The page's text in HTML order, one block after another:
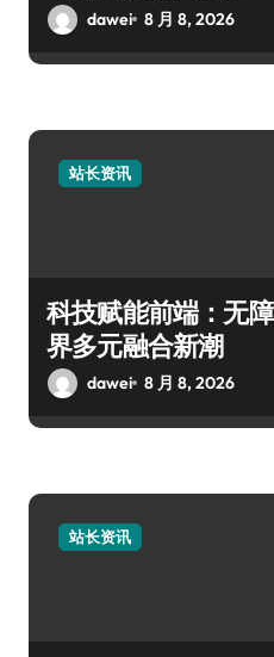
dawei 8 月 8, 2026
站长资讯
科技赋能前端：无
界多元融合新潮
dawei 8 月 8, 2026
站长资讯